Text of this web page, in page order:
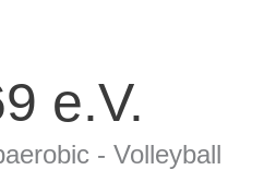
e.V.
- Volleyball